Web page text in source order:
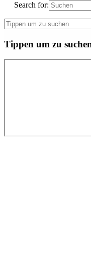
Search for:
Tippen um zu